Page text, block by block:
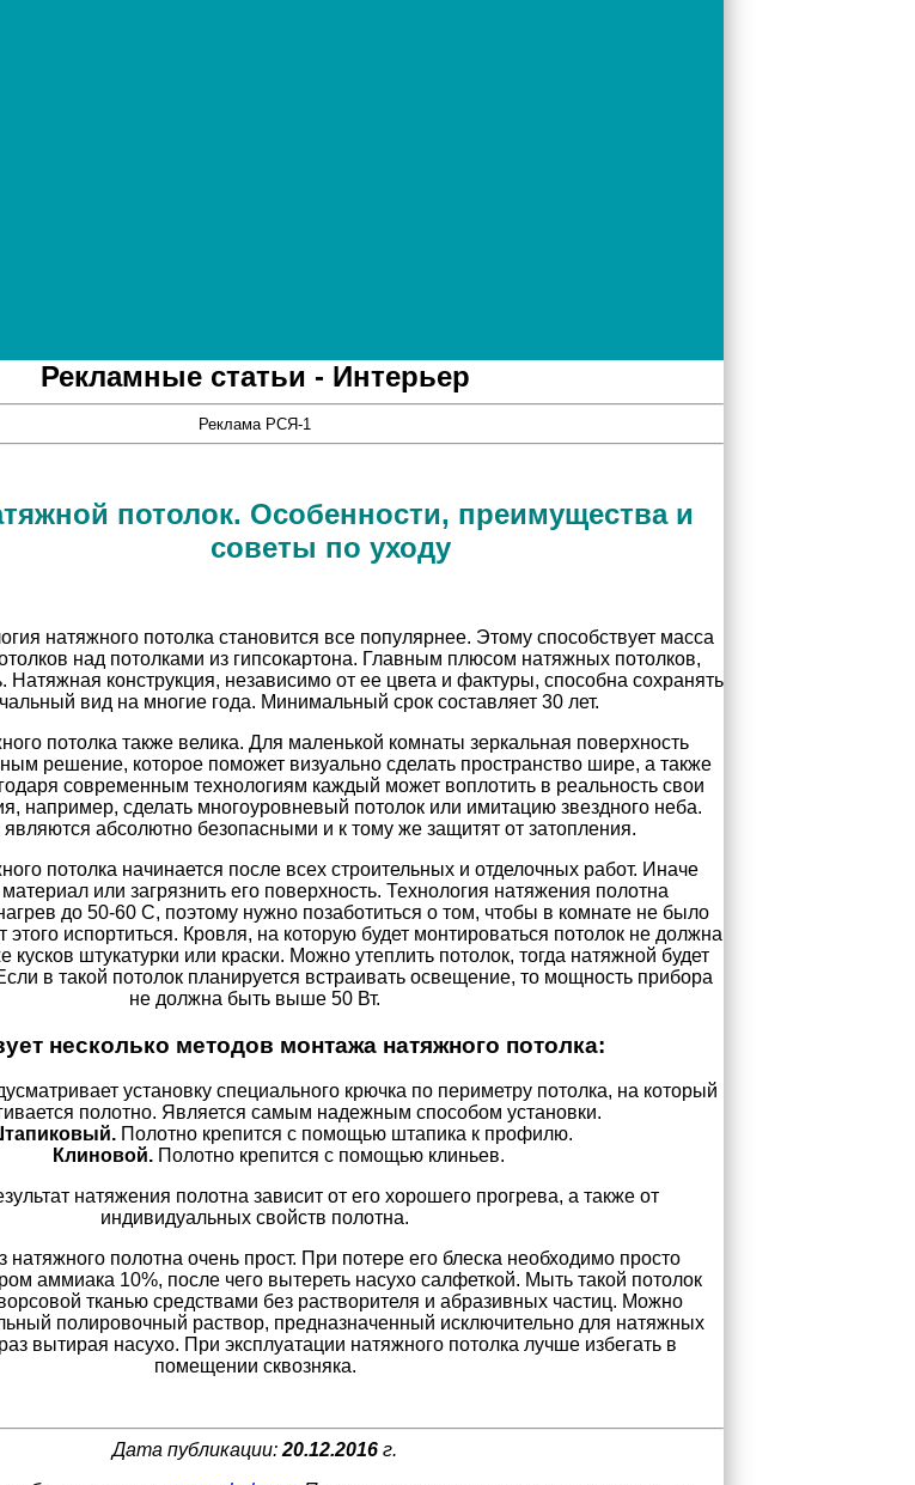
Рекламные статьи - Интерьер
Реклама РСЯ-1
потолок. Особенности, преимущества и
советы по уходу
натяжного потолка становится все популярнее. Этому способствует масса
над потолками из гипсокартона. Главным плюсом натяжных потолков,
Натяжная конструкция, независимо от ее цвета и фактуры, способна сохранять
вид на многие года. Минимальный срок составляет 30 лет.
потолка также велика. Для маленькой комнаты зеркальная поверхность
решение, которое поможет визуально сделать пространство шире, а также
современным технологиям каждый может воплотить в реальность свои
например, сделать многоуровневый потолок или имитацию звездного неба.
являются абсолютно безопасными и к тому же защитят от затопления.
потолка начинается после всех строительных и отделочных работ. Иначе
или загрязнить его поверхность. Технология натяжения полотна
до 50-60 С, поэтому нужно позаботиться о том, чтобы в комнате не было
этого испортиться. Кровля, на которую будет монтироваться потолок не должна
кусков штукатурки или краски. Можно утеплить потолок, тогда натяжной будет
в такой потолок планируется встраивать освещение, то мощность прибора
не должна быть выше 50 Вт.
несколько методов монтажа натяжного потолка:
установку специального крючка по периметру потолка, на который
полотно. Является самым надежным способом установки.
Полотно крепится с помощью штапика к профилю.
Клиновой. Полотно крепится с помощью клиньев.
натяжения полотна зависит от его хорошего прогрева, а также от
индивидуальных свойств полотна.
натяжного полотна очень прост. При потере его блеска необходимо просто
аммиака 10%, после чего вытереть насухо салфеткой. Мыть такой потолок
тканью средствами без растворителя и абразивных частиц. Можно
полировочный раствор, предназначенный исключительно для натяжных
вытирая насухо. При эксплуатации натяжного потолка лучше избегать в
помещении сквозняка.
Дата публикации:20.12.2016 г.